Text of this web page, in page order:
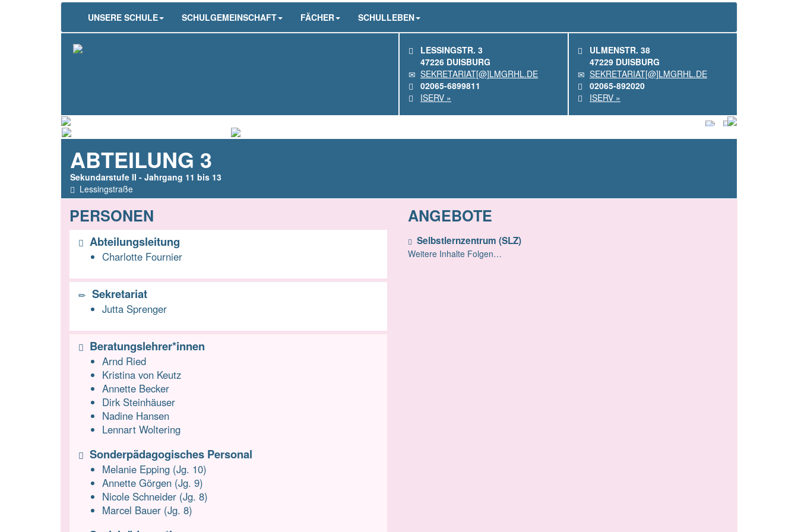
UNSERE SCHULE SCHULGEMEINSCHAFT FÄCHER SCHULLEBEN
LESSINGSTR. 3
47226 DUISBURG
SEKRETARIAT[@]LMGRHL.DE
02065-6899811
ISERV »
ULMENSTR. 38
47229 DUISBURG
SEKRETARIAT[@]LMGRHL.DE
02065-892020
ISERV »
ABTEILUNG 3
Sekundarstufe II - Jahrgang 11 bis 13
Lessingstraße
PERSONEN
Abteilungsleitung
Charlotte Fournier
Sekretariat
Jutta Sprenger
Beratungslehrer*innen
Arnd Ried
Kristina von Keutz
Annette Becker
Dirk Steinhäuser
Nadine Hansen
Lennart Woltering
Sonderpädagogisches Personal
Melanie Epping (Jg. 10)
Annette Görgen (Jg. 9)
Nicole Schneider (Jg. 8)
Marcel Bauer (Jg. 8)
ANGEBOTE
Selbstlernzentrum (SLZ)
Weitere Inhalte Folgen…